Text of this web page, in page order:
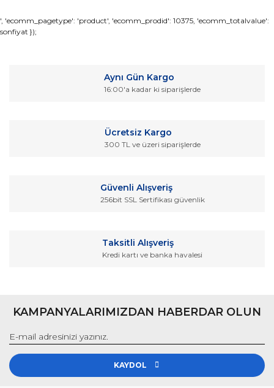
Yorum Yaz
Bu ürünün fiyat bilgisi, resim, ürün açıklamalarında ve diğer
konularda yetersiz gördüğünüz noktaları öneri formunu
Ürün resmi kalitesiz, bozuk veya görüntülenemiyor.
Ürün fiyatı diğer sitelerden daha pahalı.
', 'ecomm_pagetype': 'product', 'ecomm_prodid': 10375, 'ecomm_totalvalue':
sonfiyat });
Aynı Gün Kargo
16:00'a kadar ki siparişlerde
Ücretsiz Kargo
300 TL ve üzeri siparişlerde
Güvenli Alışveriş
256bit SSL Sertifikası güvenlik
Taksitli Alışveriş
Kredi kartı ve banka havalesi
KAMPANYALARIMIZDAN HABERDAR OLUN
KAYDOL